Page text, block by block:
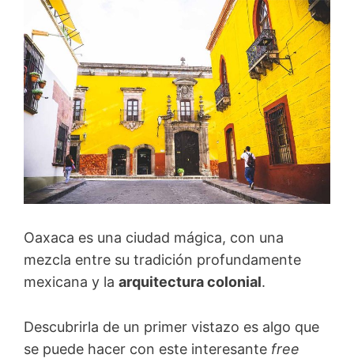
Oaxaca es una ciudad mágica, con una
mezcla entre su tradición profundamente
mexicana y la arquitectura colonial.
Descubrirla de un primer vistazo es algo que
se puede hacer con este interesante free